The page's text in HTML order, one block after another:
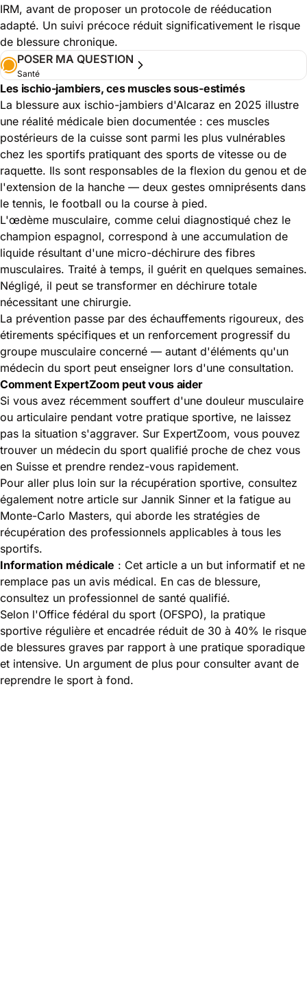
IRM, avant de proposer un protocole de rééducation
adapté. Un suivi précoce réduit significativement le risque
de blessure chronique.
POSER MA QUESTION
Santé
Les ischio-jambiers, ces muscles sous-estimés
La blessure aux ischio-jambiers d'Alcaraz en 2025 illustre
une réalité médicale bien documentée : ces muscles
postérieurs de la cuisse sont parmi les plus vulnérables
chez les sportifs pratiquant des sports de vitesse ou de
raquette. Ils sont responsables de la flexion du genou et de
l'extension de la hanche — deux gestes omniprésents dans
le tennis, le football ou la course à pied.
L'œdème musculaire, comme celui diagnostiqué chez le
champion espagnol, correspond à une accumulation de
liquide résultant d'une micro-déchirure des fibres
musculaires. Traité à temps, il guérit en quelques semaines.
Négligé, il peut se transformer en déchirure totale
nécessitant une chirurgie.
La prévention passe par des échauffements rigoureux, des
étirements spécifiques et un renforcement progressif du
groupe musculaire concerné — autant d'éléments qu'un
médecin du sport peut enseigner lors d'une consultation.
Comment ExpertZoom peut vous aider
Si vous avez récemment souffert d'une douleur musculaire
ou articulaire pendant votre pratique sportive, ne laissez
pas la situation s'aggraver. Sur ExpertZoom, vous pouvez
trouver un médecin du sport qualifié proche de chez vous
en Suisse et prendre rendez-vous rapidement.
Pour aller plus loin sur la récupération sportive, consultez
également notre article sur Jannik Sinner et la fatigue au
Monte-Carlo Masters, qui aborde les stratégies de
récupération des professionnels applicables à tous les
sportifs.
Information médicale : Cet article a un but informatif et ne
remplace pas un avis médical. En cas de blessure,
consultez un professionnel de santé qualifié.
Selon l'Office fédéral du sport (OFSPO), la pratique
sportive régulière et encadrée réduit de 30 à 40% le risque
de blessures graves par rapport à une pratique sporadique
et intensive. Un argument de plus pour consulter avant de
reprendre le sport à fond.